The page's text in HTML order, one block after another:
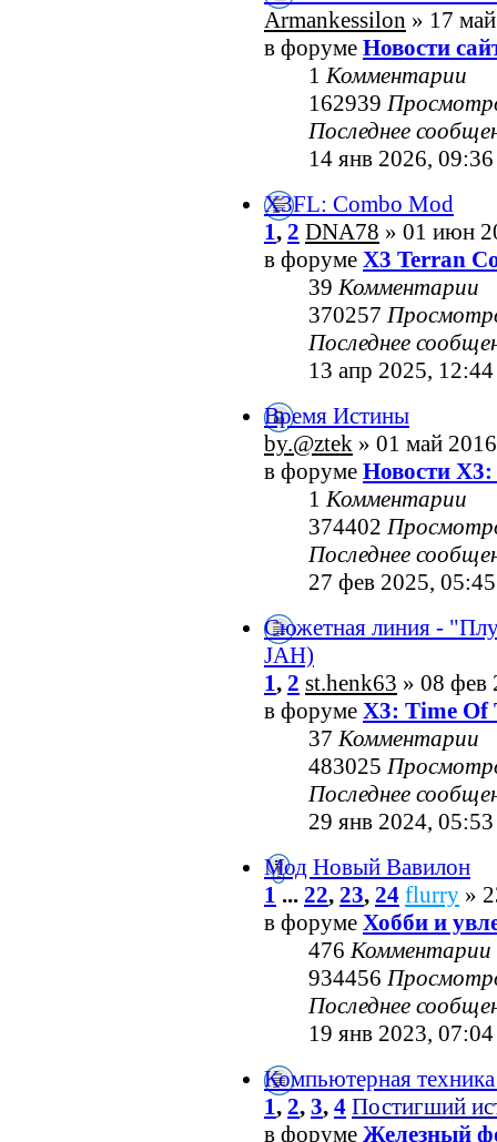
Armankessilon » 17
в форуме Новости
1Комментарии
162939
Последнее
14 янв 2026, 09:36
X3FL: Combo Mod
1, 2 DNA78 » 01 июн
в форуме X3 Terran
39Комментарии
370257
Последнее
13 апр 2025, 12:44
Время Истины
by.@ztek » 01 май
в форуме Новости
1Комментарии
374402
Последнее
27 фев 2025, 05:45
Сюжетная линия -
JAH)
1, 2 st.henk63 » 08 фев
в форуме X3: Time Of
37Комментарии
483025
Последнее
29 янв 2024, 05:53
Мод Новый Вавилон
1 ... 22, 23, 24 flurry »
в форуме Хобби и
476Комментарии
934456
Последнее
19 янв 2023, 07:04
Компьютерная
1, 2, 3, 4 Постигший
в форуме Железный